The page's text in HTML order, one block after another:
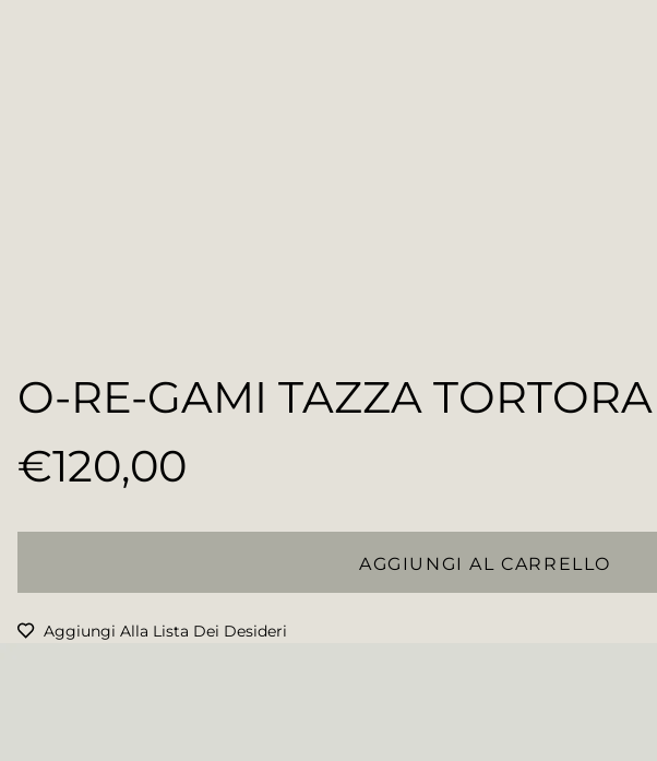
O-RE-GAMI TAZZA TORTORA
Prezzo
€120,00
AGGIUNGI AL CARRELLO
Aggiungi Alla Lista Dei Desideri